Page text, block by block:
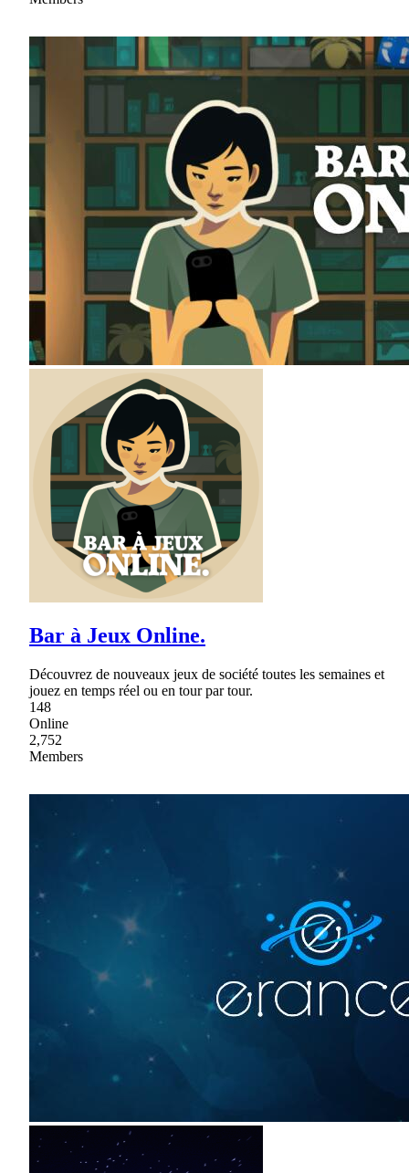
Bar à Jeux Online.
Découvrez de nouveaux jeux de société toutes les semaines et
jouez en temps réel ou en tour par tour.
148
Online
2,752
Members